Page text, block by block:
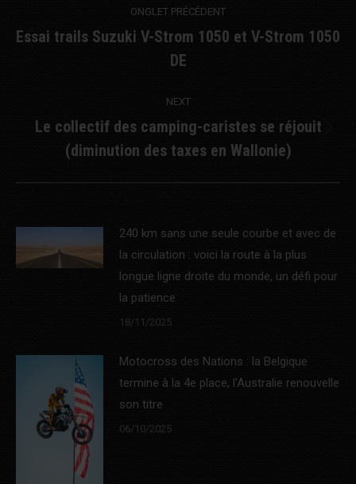
navigation
ONGLET PRÉCÉDENT
Previous
post:
Essai trails Suzuki V-Strom 1050 et V-Strom 1050
DE
NEXT
Next
post:
Le collectif des camping-caristes se réjouit
(diminution des taxes en Wallonie)
240 km sans une seule courbe et avec de
la circulation : voici la route à la plus
longue ligne droite du monde, un défi pour
la patience
18/11/2025
Motocross des Nations : la Belgique
termine à la 4e place, l’Australie renouvelle
son titre
06/10/2025